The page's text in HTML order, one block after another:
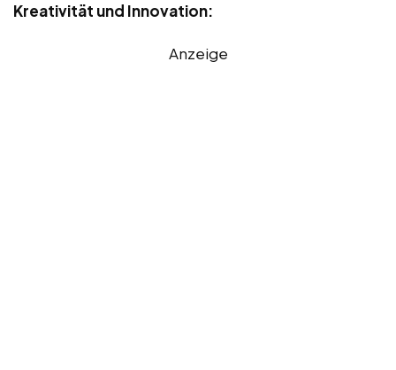
Kreativität und Innovation:
Anzeige